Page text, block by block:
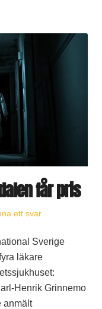
får pris
ett svar
Sverige
läkare
Henrik Grinnemo
anmält